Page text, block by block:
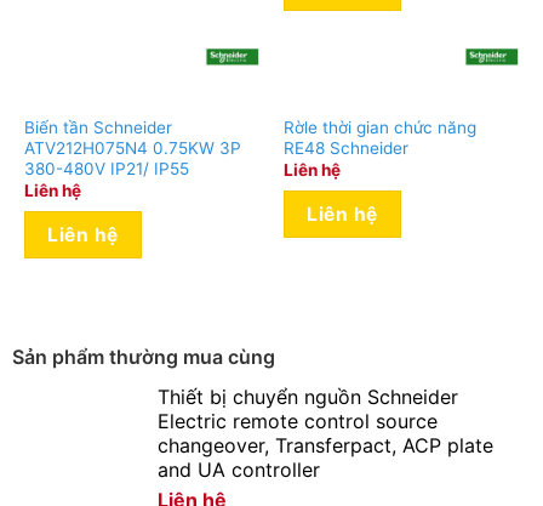
Biến tần Schneider
ATV212H075N4 0.75KW 3P
380-480V IP21/ IP55
Liên hệ
Liên hệ
Rờle thời gian chức năng
RE48 Schneider
Liên hệ
Liên hệ
Sản phẩm thường mua cùng
Thiết bị chuyển nguồn Schneider
Electric remote control source
changeover, Transferpact, ACP plate
and UA controller
Liên hệ